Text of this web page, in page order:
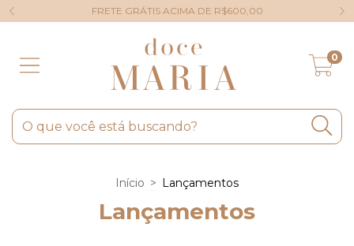
FRETE GRÁTIS ACIMA DE R$600,00
0
Início > Lançamentos
Lançamentos